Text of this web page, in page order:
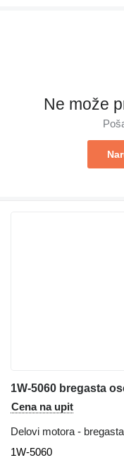
Ne može
Cena na upit
Delovi motora -
1W-5060